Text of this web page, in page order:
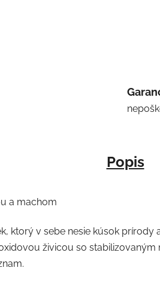
Popis
a machom
ktorý v sebe nesie kúsok
živicou so